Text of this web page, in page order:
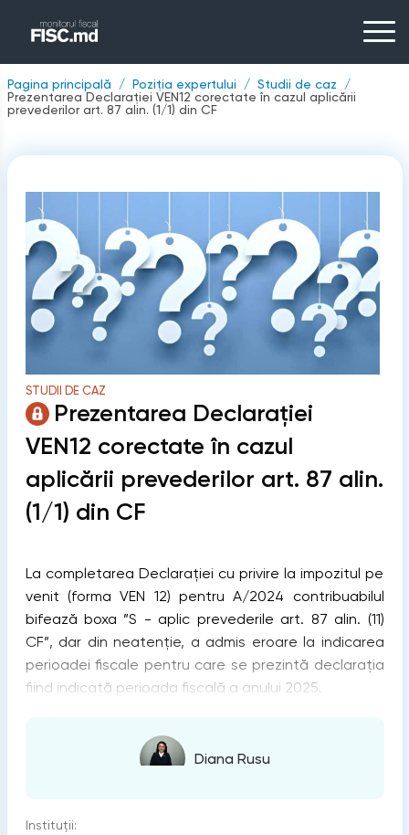
Pagina principală Poziția expertului
Studii de caz
Prezentarea Declarației VEN12 corectate în cazul aplicării
prevederilor art. 87 alin. (1/1) din CF
STUDII DE CAZ
Prezentarea Declarației
VEN12 corectate în cazul
aplicării prevederilor art. 87 alin.
(1/1) din CF
La completarea Declarației cu privire la impozitul pe
venit (forma VEN 12) pentru A/2024 contribuabilul
bifează boxa ”S - aplic prevederile art. 87 alin. (11)
CF”, dar din neatenție, a admis eroare la indicarea
perioadei fiscale pentru care se prezintă declarația
fiind indicată perioada fiscală a anului 2025.
Diana Rusu
Instituții: